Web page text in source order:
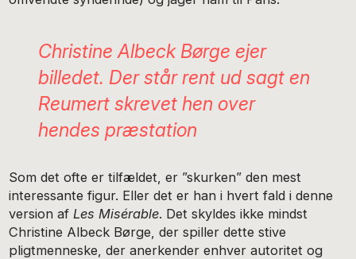
Christine Albeck Børge ejer
billedet. Der står rent ud sagt en
Reumert skrevet hen over
hendes præstation
Som det ofte er tilfældet, er ”skurken” den mest
interessante figur. Eller det er han i hvert fald i denne
version af Les Misérable. Det skyldes ikke mindst
Christine Albeck Børge, der spiller dette stive
pligtmenneske, der anerkender enhver autoritet og